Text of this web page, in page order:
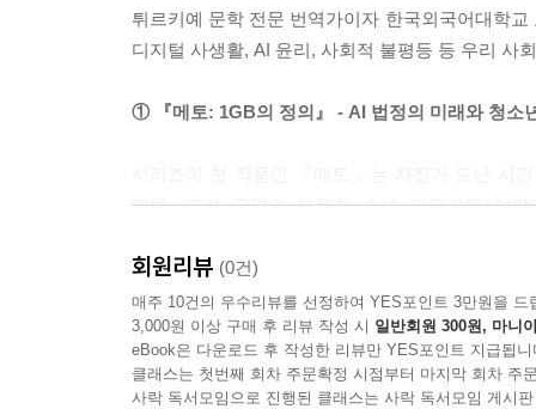
튀르키예 문학 전문 번역가이자 한국외국어대학
디지털 사생활, AI 윤리, 사회적 불평등 등 우리 사
① 『메토: 1GB의 정의』 - AI 법정의 미래와 청소
에템, 그린 구역의 부유한 소녀 라일라의 이야
청소년 인권의 사각지대를 조명하며, 데이터가 닿
② 『피욘: 친구 감시자』 - AI 감시 시스템과 구조
후속작인 『피욘』은 가난한 이주 난민 소녀 야
회원리뷰 (0건)
매주 10건의 우수리뷰를 선정하여 YES포인트 3만원을 드
3,000원 이상 구매 후 리뷰 작성 시 일반회원 300원, 마니
eBook은 다운로드 후 작성한 리뷰만 YES포인트 지급됩니
클래스는 첫번째 회차 주문확정 시점부터 마지막 회차 주
사락 독서모임으로 진행된 클래스는 사락 독서모임 게시